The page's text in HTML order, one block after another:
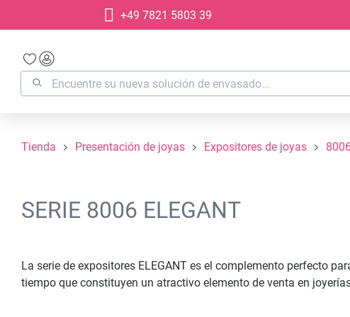
Saltar a la navegación principal
+49 7821 5803 39
Tienda Presentación de joyas Expositores de joyas
SERIE 8006 ELEGANT
La serie de expositores ELEGANT es el complemento perfecto
tiempo que constituyen un atractivo elemento de venta en